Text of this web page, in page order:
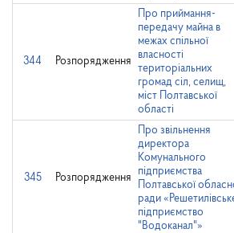
344 Розпорядження
Про приймання-
передачу майна в
межах спільної
власності
територіальних
громад сіл, селищ,
міст Полтавської
області
345 Розпорядження
Про звільнення
директора
Комунального
підприємства
Полтавської
ради
підприємство
"Водоканал"»